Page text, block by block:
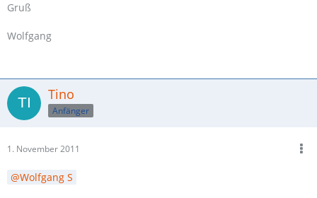
Gruß
Wolfgang
Tino
Anfänger
1. November 2011
Wolfgang S